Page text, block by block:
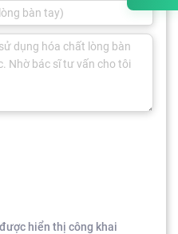
hiển thị công khai